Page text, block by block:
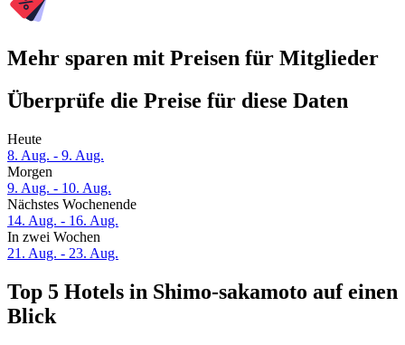
Mehr sparen mit Preisen für Mitglieder
Überprüfe die Preise für diese Daten
Heute
8. Aug. - 9. Aug.
Morgen
9. Aug. - 10. Aug.
Nächstes Wochenende
14. Aug. - 16. Aug.
In zwei Wochen
21. Aug. - 23. Aug.
Top 5 Hotels in Shimo-sakamoto auf einen
Blick